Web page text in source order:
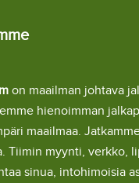
on maailman johtava
hienoimman
maailmaa.
Tiimin myynti, verkko,
sinua, intohimoisia